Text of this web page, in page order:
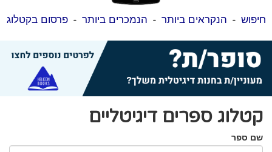
חיפוש - הנקראים ביותר - הנמכרים ביותר -פרסום בקטלוג
קטלוג ספרים דיגיטליים
שם ספר